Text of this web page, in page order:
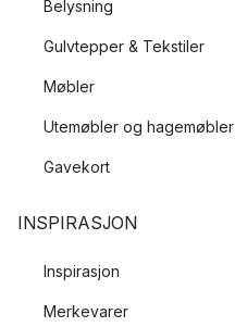
Belysning
Gulvtepper & Tekstiler
Møbler
Utemøbler og hagemøbler
Gavekort
INSPIRASJON
Inspirasjon
Merkevarer